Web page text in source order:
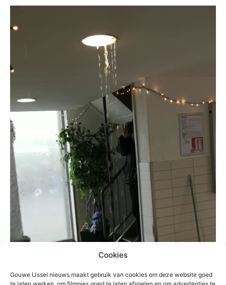
Cookies
Gouwe IJssel nieuws maakt gebruik van cookies om deze website goed